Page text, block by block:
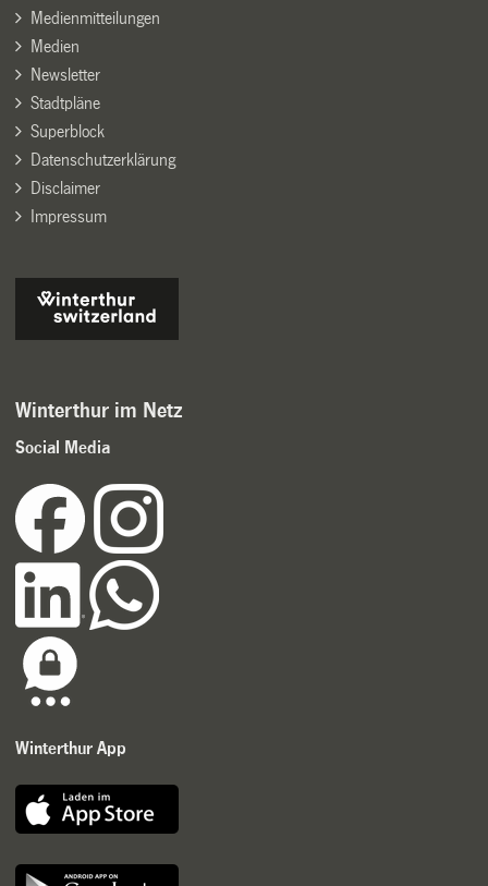
Medienmitteilungen
Medien
Newsletter
Stadtpläne
Superblock
Datenschutzerklärung
Disclaimer
Impressum
Winterthur im Netz
Social Media
Winterthur App